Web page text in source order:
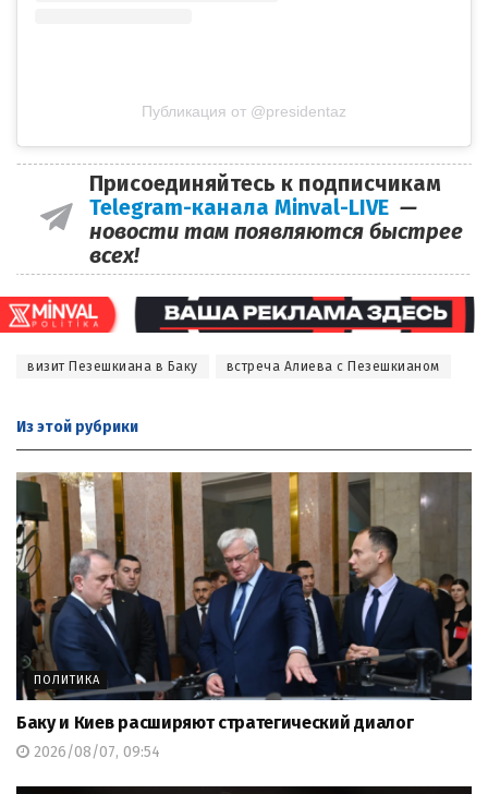
Публикация от @presidentaz
Присоединяйтесь к подписчикам
Telegram-канала Minval-LIVE —
новости там появляются быстрее
всех!
визит Пезешкиана в Баку встреча Алиева с Пезешкианом
Из этой рубрики
ПОЛИТИКА
Баку и Киев расширяют стратегический диалог
2026/08/07, 09:54